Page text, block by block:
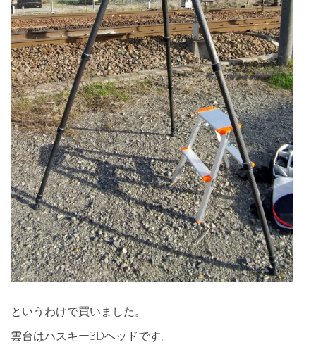
というわけで買いました。
雲台はハスキー3Dヘッドです。